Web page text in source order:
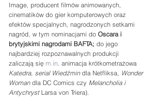
Image, producent filmów animowanych,
cinematików do gier komputerowych oraz
efektów specjalnych, nagrodzonych setkami
nagród, w tym nominacjami do Oscara i
brytyjskimi nagrodami BAFTA; do jego
najbardziej rozpoznawalnych produkcji
zaliczają się m.in. animacja krótkometrażowa
Katedra, serial Wiedźmin dla Netfliksa, Wonder
Woman dla DC Comics czy Melancholia i
Antychryst Larsa von Triera).